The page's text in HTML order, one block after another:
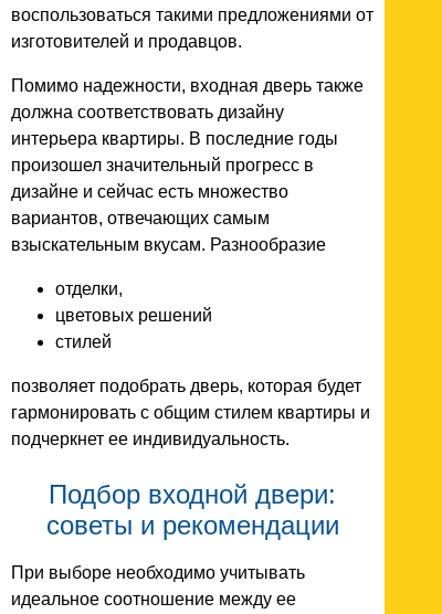
воспользоваться такими предложениями от
изготовителей и продавцов.
Помимо надежности, входная дверь также
должна соответствовать дизайну
интерьера квартиры. В последние годы
произошел значительный прогресс в
дизайне и сейчас есть множество
вариантов, отвечающих самым
взыскательным вкусам. Разнообразие
отделки,
цветовых решений
стилей
позволяет подобрать дверь, которая будет
гармонировать с общим стилем квартиры и
подчеркнет ее индивидуальность.
Подбор входной двери:
советы и рекомендации
При выборе необходимо учитывать
идеальное соотношение между ее